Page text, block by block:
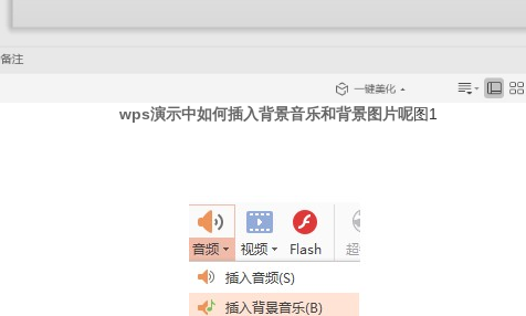
wps演示中如何插入背景音乐和背景图片呢图1